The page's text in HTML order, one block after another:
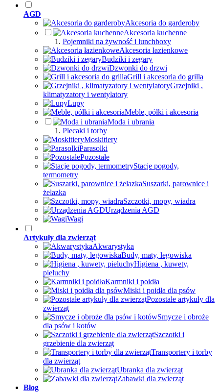
AGD
Akcesoria do garderoby
Akcesoria kuchenne
Pojemniki na żywność i lunchboxy
Akcesoria łazienkowe
Budziki i zegary
Dzwonki do drzwi
Grill i akcesoria do grilla
Grzejniki ,
klimatyzatory i wentylatory
Lupy
Meble, półki i akcesoria
Moda i ubrania
Plecaki i torby
Moskitiery
Parasolki
Pozostałe
Stacje pogody,
termometry
Suszarki, parownice i
żelazka
Szczotki, mopy, wiadra
Urządzenia AGD
Wagi
Artykuły dla zwierząt
Akwarystyka
Budy, maty, legowiska
Higiena , kuwety,
pieluchy
Karmniki i poidła
Miski i poidła dla psów
Pozostałe artykuły dla
zwierząt
Smycze i obroże
dla psów i kotów
Szczotki i
grzebienie dla zwierząt
Transportery i torby
dla zwierząt
Ubranka dla zwierząt
Zabawki dla zwierząt
Blog